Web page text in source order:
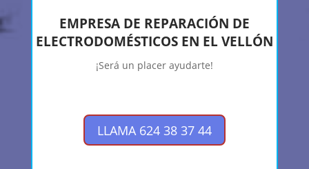
EMPRESA DE REPARACIÓN DE
ELECTRODOMÉSTICOS EN EL VELLÓN
¡Será un placer ayudarte!
LLAMA 624 38 37 44